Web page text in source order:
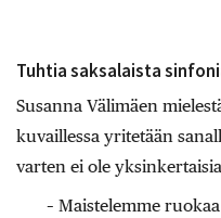
Tuhtia saksalaista
Susanna Välimäen
kuvaillessa yritetään
varten ei ole
– Maistelemme